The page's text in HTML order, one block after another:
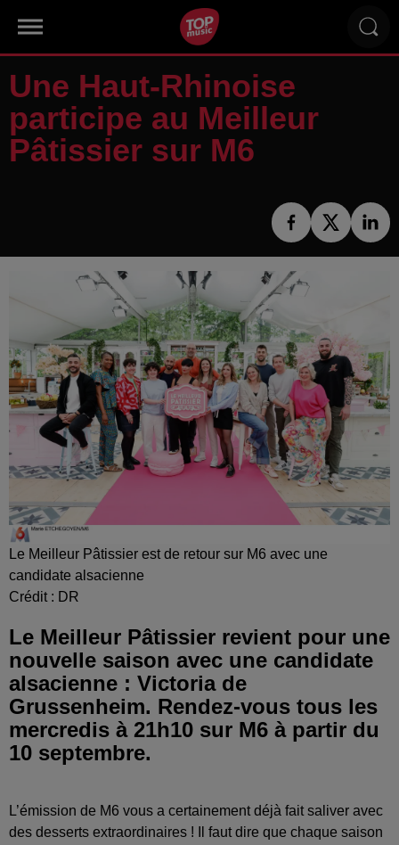
Une Haut-Rhinoise
participe au Meilleur
Pâtissier sur M6
Le Meilleur Pâtissier est de retour sur M6 avec une
candidate alsacienne
Crédit : DR
Le Meilleur Pâtissier revient pour une
nouvelle saison avec une candidate
alsacienne : Victoria de
Grussenheim. Rendez-vous tous les
mercredis à 21h10 sur M6 à partir du
10 septembre.
L’émission de M6 vous a certainement déjà fait saliver avec
des desserts extraordinaires ! Il faut dire que chaque saison